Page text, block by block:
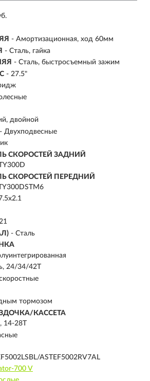
- Амортизационная, ход 60мм
- Сталь, гайка
- Сталь, быстросъемный зажим
- 27.5"
двойной
- Двухподвесные
СКОРОСТЕЙ ЗАДНИЙ
СКОРОСТЕЙ ПЕРЕДНИЙ
- Сталь
24/34/42Т
тормозом
КАССЕТА
14-28Т
ASTEF5002RV7AL
700 V